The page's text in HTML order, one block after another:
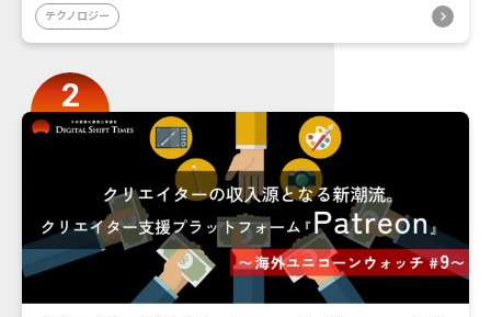
テクノロジー